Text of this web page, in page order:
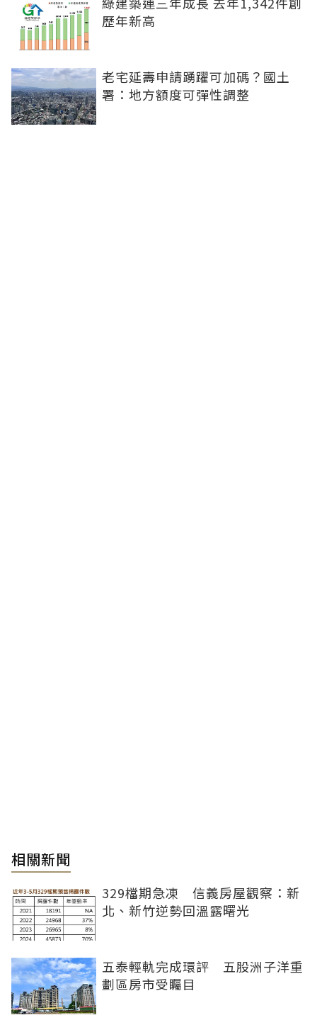
歷年新高
老宅延壽申請踴躍可加碼？國土
署：地方額度可彈性調整
相關新聞
329檔期急凍 信義房屋觀察：新
北、新竹逆勢回溫露曙光
五泰輕軌完成環評 五股洲子洋重
劃區房市受矚目